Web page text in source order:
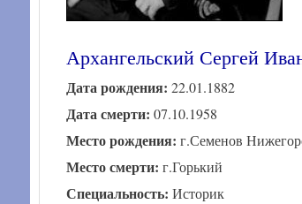
Архангельский Сергей
Дата рождения: 22.01.1882
Дата смерти: 07.10.1958
Место рождения: г.Семенов
Место смерти: г.Горький
Специальность: Историк